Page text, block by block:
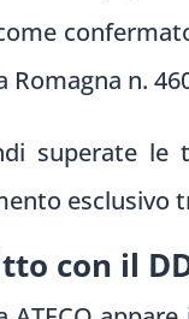
Romagna n.
superate
esclusivo
con il